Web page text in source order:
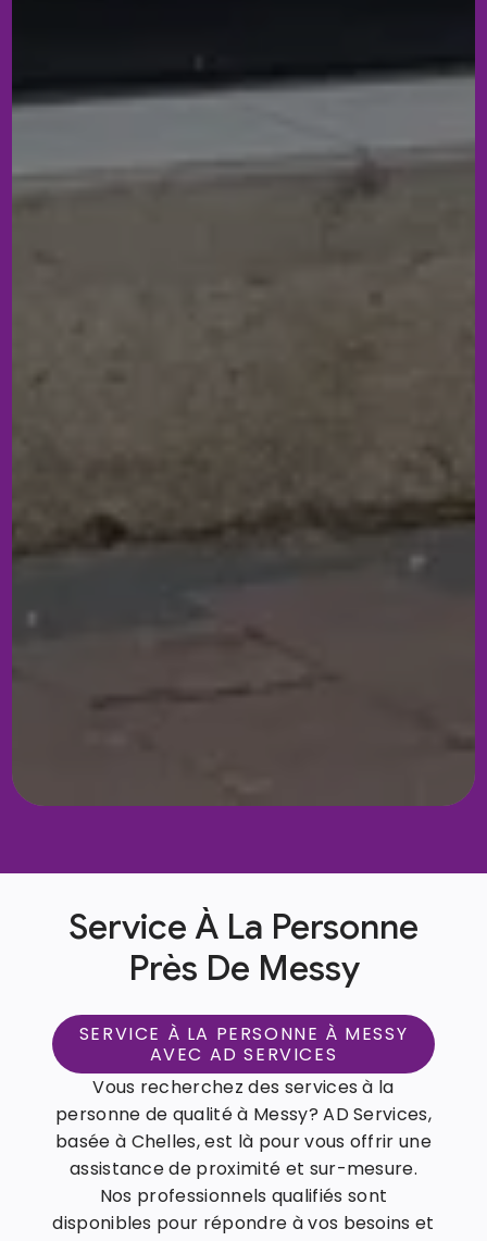
Service À La Personne
Près De Messy
SERVICE À LA PERSONNE À MESSY
AVEC AD SERVICES
Vous recherchez des services à la
personne de qualité à Messy? AD Services,
basée à Chelles, est là pour vous offrir une
assistance de proximité et sur-mesure.
Nos professionnels qualifiés sont
disponibles pour répondre à vos besoins et